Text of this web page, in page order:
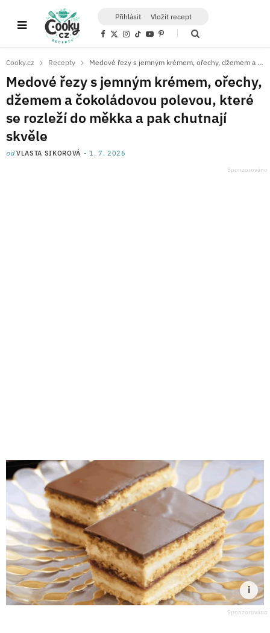
Přihlásit Vložit recept
F
b
o
k
X
i
t
e
r
)
I
a
r
a
m
T
o
Y
u
P
e
e
s
t
Cooky.cz Recepty Medové řezy s jemným krémem, ořechy, džemem a čokoládovou polevou, které se rozleží do měkka a pak chutnají skvěle
Medové řezy s jemným krémem, ořechy,
džemem a čokoládovou polevou, které
se rozleží do měkka a pak chutnají
skvěle
odVLASTA SIKOROVÁ 1. 7. 2026